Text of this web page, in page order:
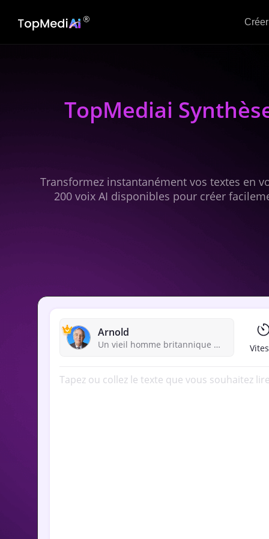
Créer
TopMediai
Transformez instantanément vos textes en
200 voix AI disponibles pour créer
Arnold
Un vieil homme britannique avec une voix assaisonnée et cultivée. Parfait pour la voix par théâtre.